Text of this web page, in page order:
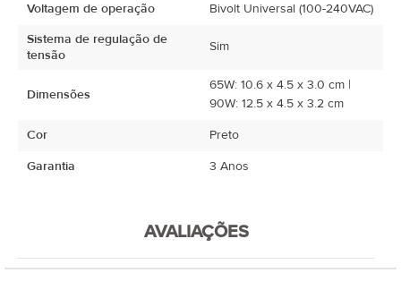
Voltagem de operação
Bivolt Universal (100-240VAC)
Sistema de regulação de
tensão
Sim
Dimensões
65W: 10.6 x 4.5 x 3.0 cm |
90W: 12.5 x 4.5 x 3.2 cm
Cor
Preto
Garantia
3 Anos
AVALIAÇÕES